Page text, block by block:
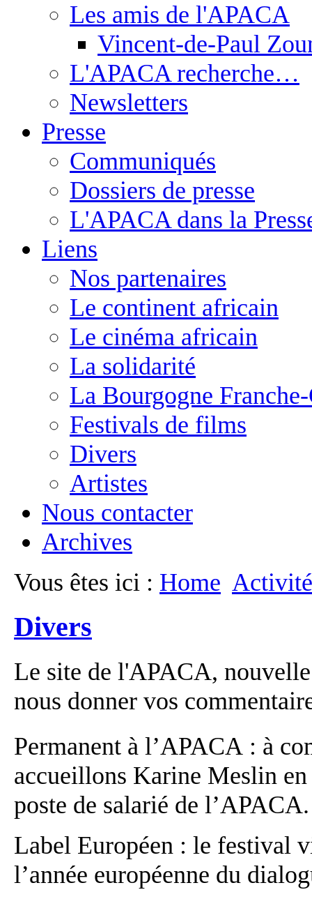
Les amis de l'APACA
Vincent-de-Paul
L'APACA recherche…
Newsletters
Presse
Communiqués
Dossiers de presse
L'APACA dans la
Liens
Nos partenaires
Le continent africain
Le cinéma africain
La solidarité
La Bourgogne
Festivals de films
Divers
Artistes
Nous contacter
Archives
Vous êtes ici : Home
Divers
Le site de l'APACA,
nous donner vos
Permanent à l’APACA : à
accueillons Karine Meslin
poste de salarié de l’APACA.
Label Européen : le festival
l’année européenne du